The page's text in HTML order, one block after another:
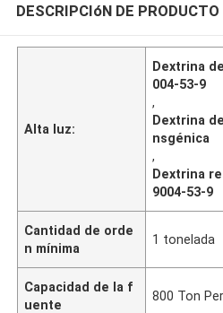
DESCRIPCIóN DE PRODUCTO
Alta luz:
Dextrina
004-53-9
,
Dextrina
nsgénica
,
Dextrina
9004-53-9
Cantidad de orde
n mínima
1 tonelada
Capacidad de la f
uente
800 Ton